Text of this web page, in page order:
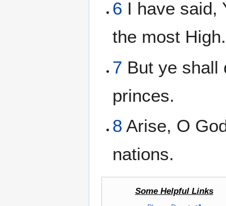
6 I have said,
the most High.
7 But ye shall
princes.
8 Arise, O
nations.
Some Helpful Links